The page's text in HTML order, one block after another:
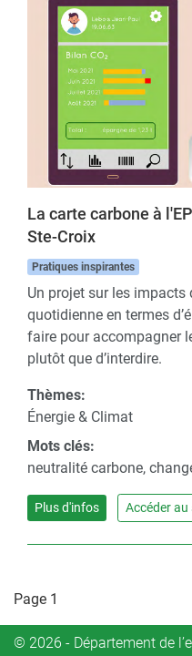
La carte carbone à
Ste-Croix
Pratiques inspirantes
Un projet sur les
quotidienne en termes
faire pour accompagner
plutôt que d’interdire.
Thèmes:
Énergie & Climat
Mots clés:
neutralité carbone,
Plus d'infos Accéder au
Pagination
Page 1
© 2026 - Département de